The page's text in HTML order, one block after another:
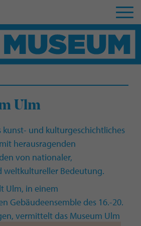
Ulm
kunst- und kulturgeschichtliches
herausragenden
von nationaler,
weltkultureller Bedeutung.
Ulm, in einem
Gebäudeensemble des 16.-20.
vermittelt das Museum Ulm